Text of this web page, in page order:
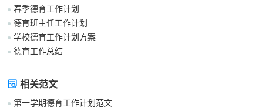
春季德育工作计划
德育班主任工作计划
学校德育工作计划方案
德育工作总结
相关范文
第一学期德育工作计划范文